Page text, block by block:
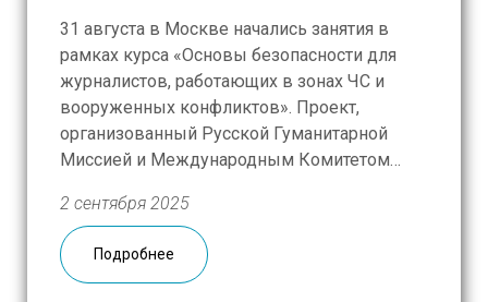
31 августа в Москве начались занятия в
рамках курса «Основы безопасности для
журналистов, работающих в зонах ЧС и
вооруженных конфликтов». Проект,
организованный Русской Гуманитарной
Миссией и Международным Комитетом
юбилей. За десять лет существования
программы её участниками стали
порядка 270 журналистов, сотрудников
СМИ и волонтеров. В этот раз к обучению
2 сентября 2025
Подробнее